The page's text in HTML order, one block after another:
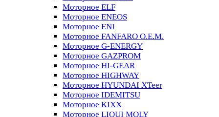
Моторное ELF
Моторное ENEOS
Моторное ENI
Моторное FANFARO O.E.M.
Моторное G-ENERGY
Моторное GAZPROM
Моторное HI-GEAR
Моторное HIGHWAY
Моторное HYUNDAI XTeer
Моторное IDEMITSU
Моторное KIXX
Моторное LIQUI MOLY